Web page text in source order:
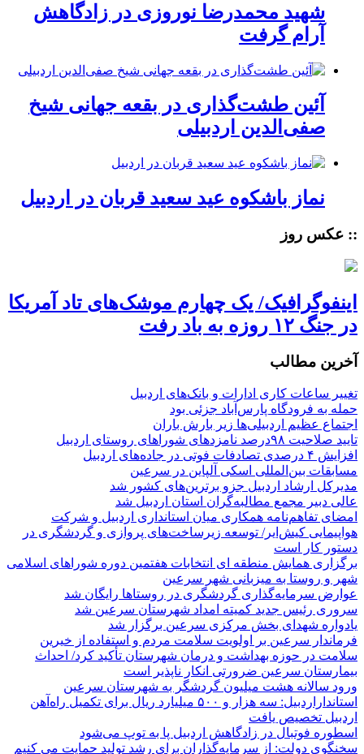
شهید محمدرضا نوروزی در زادگاهش
آرام گرفت
آئین طشت‌گذاری در بقعه جهانی شیخ
صفی‌الدین اردبیلی
نماز باشکوه عید سعید قربان در اردبیل
:: عکس روز
اینفوگرافیک/ یک چهارم موشک‌های تاد آمریکا
در جنگ ۱۲ روزه به باد رفت
آخرین مطالب
تغییر ساعات کاری ادارات و بانک‌های اردبیل
حمله به فرودگاه پارس‌‌آباد جزئی بود
اجتماع عظیم اردبیلی‌ها زیر بارش باران
تایید صلاحیت ۹۸درصد نامزدهای شوراهای روستای اردبیل
افزایش ۴ درصدی تصادفات فوتی در جاده‌های اردبیل
مسابقات بین‌المللی اسکی آلپاین در سرعین
مدیرکل ارشاد اردبیل جزو برترین‌های کشور شد
عالی دبیر مجمع مطالبه‌گران استان اردبیل شد
امضای تفاهم‌نامه همکاری میان استانداری اردبیل و شرکت
هواپیمایی کیش‌ایر/ توسعه زیرساخت‌های پروازی و گردشگری در
دستور کار است
برگزاری همایش منطقه ای انتخابات هفتمین دوره شوراهای اسلامی
شهر و روستا به میزبانی شهر سرعین
عوارض سرمایه‌گذاری گردشگری در روستاها رایگان شد
سروری رئیس جدید کمیته امداد شهرستان سرعین شد
یادواره شهدای بخش مرکزی سرعین برگزار شد
فرماندار سرعین بر اولویت سلامت مردم و استفاده از خیرین
سلامت در حوزه بهداشت و درمان شهرستان تأکید کرد/ احداث
بیمارستان سرعین ضرورتی انکار ناپذیر است
ورود سالانه هشت میلیون گردشگر به شهرستان سرعین
استانداراردبیل: سه هزار و ۵۰۰ میلیارد ریال برای تکمیل راه‌آهن
اردبیل تخصیص یافت
اسطوره فوتبال در زادگاهش اردبیل پا به توپ می‌شود
سخنگوی دولت: از سرمایه‌گذاران برای رشد تولید حمایت می کنیم